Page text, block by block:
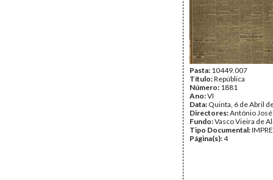
Pasta: 10449.007
Título:República
Número: 1881
Ano:VI
Data: Quinta, 6 de Abril
Directores:António
Fundo:Vasco Vieira de
Tipo Documental:
Página(s):4